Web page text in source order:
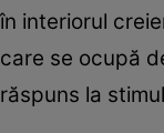
în interiorul
care se ocupă
răspuns la